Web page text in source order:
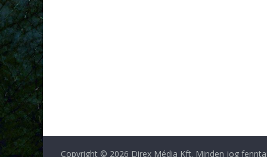
Copyright © 2026 Direx Média Kft. Minden jog